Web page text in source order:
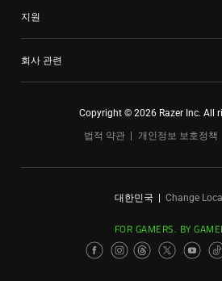
지원
회사 관련
Copyright © 2026 Razer Inc. All
법적 약관
개인정보 보호정책
대한민국 Change
FOR GAMERS. BY